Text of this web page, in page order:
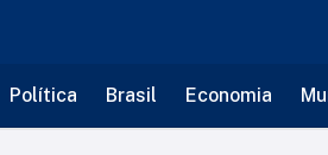
Política Brasil Economia